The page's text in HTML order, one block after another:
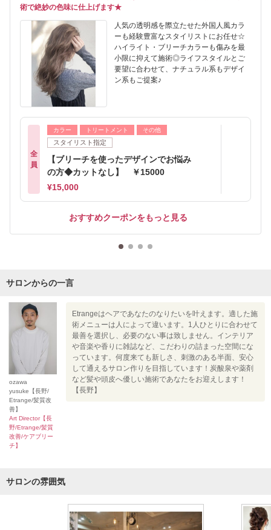
術で絶妙の色味に仕上げます★
人気の透明感を際立たせた外国人風カラ
ーも経験豊富なスタイリストにお任せ☆
ハイライト・ブリーチカラーも傷みを最
小限に抑えて施術◎ライフスタイルとご
要望に合わせて、ナチュラル系もデザイ
ン系もご提案♪
全
員
カラー トリートメント その他
スタイリスト指定
【ブリーチを使ったデザインでお悩み
の方◆カットなし】 ￥15000
¥15,000
おすすめクーポンをもっと見る
サロンからの一言
ozawa
yusuke【長野/
Etrange/髪質改
善】
Art Director【長
野/Etrange/髪質
改善/ケアブリー
チ】
Etrangeはヘアであなたのなりたいを叶えます。適した施
術メニューは人によって違います。1人ひとりに合わせて
最善を選択し、必要のない事は致しません。インテリア
や音楽や香りに雑誌など、こだわりの詰まった空間にな
っています。何度来ても新しさ、刺激のある半面、安心
して通えるサロン作りを目指しています！炭酸泉や薬剤
など髪や頭皮へ優しい施術であなたをお迎えします！
【長野】
サロンの雰囲気